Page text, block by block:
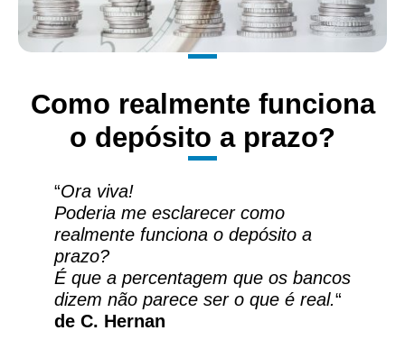
Como realmente funciona
o depósito a prazo?
“Ora viva!
Poderia me esclarecer como
realmente funciona o depósito a
prazo?
É que a percentagem que os bancos
dizem não parece ser o que é real.“
de C. Hernan